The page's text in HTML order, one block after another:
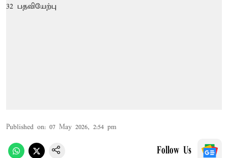
Published on: 07 May 2026, 2:54 pm
Follow Us